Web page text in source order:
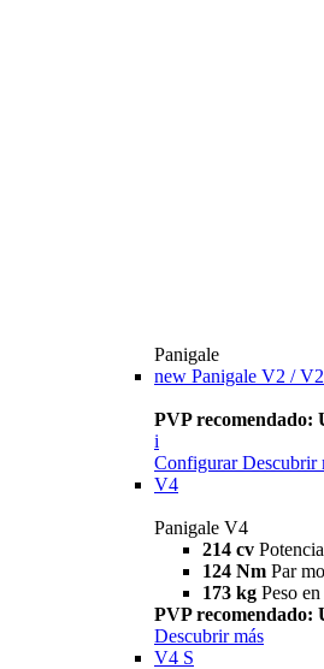
Panigale
new Panigale V2 /
PVP recomendado:
i
Configurar Descubrir
V4
Panigale V4
214 cv Potencia
124 Nm Par
173 kg Peso
PVP recomendado:
Descubrir más
V4 S